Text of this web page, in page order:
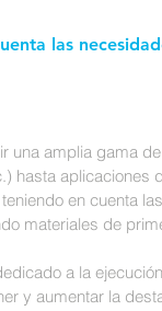
las
una amplia gama
hasta
en cuenta
materiales de
a la
y aumentar la